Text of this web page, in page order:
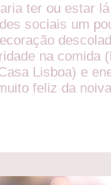
ter ou estar
sociais um
na comida
Lisboa) e
feliz da